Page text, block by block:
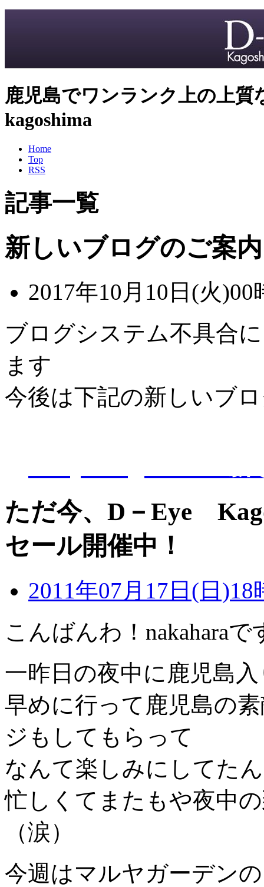
鹿児島でワンランク上の上
kagoshima
Home
Top
RSS
記事一覧
新しいブログのご案内
2017年10月10日(火)00
ブログシステム不具合
ます
今後は下記の新しいブ
ただ今、D－Eye
セール開催中！
2011年07月17日(日)18
こんばんわ！nakaharaで
一昨日の夜中に鹿児島
早めに行って鹿児島の
ジもしてもらって
なんて楽しみにしてた
忙しくてまたもや夜中
（涙）
今週はマルヤガーデン